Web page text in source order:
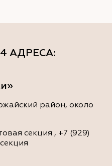
АДРЕСА:
район, около
секция , +7 (929)